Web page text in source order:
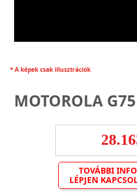
* A képek csak illusztrációk
MOTOROLA
TOVÁBBI
LÉPJEN